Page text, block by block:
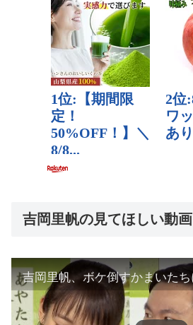
吉岡里帆の見てほしい動画